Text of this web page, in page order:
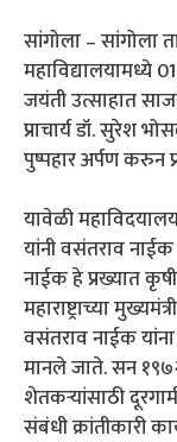
सांगोला – सांगोला
महाविद्यालयामध्ये
जयंती उत्साहात
प्राचार्य डॉ. सुरेश
पुष्पहार अर्पण
यावेळी
यांनी वसंतराव नाईक
नाईक हे प्रख्यात
महाराष्ट्राच्या
वसंतराव नाईक
मानले जाते. सन १९७२
शेतकऱ्यांसाठी
संबंधी क्रांतीकारी